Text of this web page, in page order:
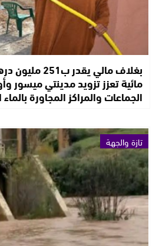
بغلاف مالي
مائية تعزز تزويد مدينتي ميسور
الجماعات والمراكز المجاورة
تازة والجهة